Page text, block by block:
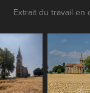
Extrait du travail